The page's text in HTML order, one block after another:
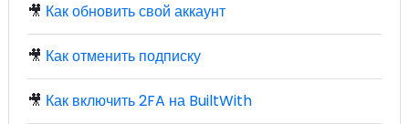
🎥 Как обновить свой аккаунт
🎥 Как отменить подписку
🎥 Как включить 2FA на BuiltWith